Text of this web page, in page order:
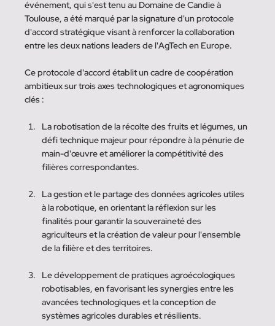
événement, qui s'est tenu au Domaine de Candie à
Toulouse, a été marqué par la signature d'un protocole
d'accord stratégique visant à renforcer la collaboration
entre les deux nations leaders de l'AgTech en Europe.
Ce protocole d'accord établit un cadre de coopération
ambitieux sur trois axes technologiques et agronomiques
clés :
La robotisation de la récolte des fruits et légumes, un
défi technique majeur pour répondre à la pénurie de
main-d'œuvre et améliorer la compétitivité des
filières correspondantes.
La gestion et le partage des données agricoles utiles
à la robotique, en orientant la réflexion sur les
finalités pour garantir la souveraineté des
agriculteurs et la création de valeur pour l'ensemble
de la filière et des territoires.
Le développement de pratiques agroécologiques
robotisables, en favorisant les synergies entre les
avancées technologiques et la conception de
systèmes agricoles durables et résilients.